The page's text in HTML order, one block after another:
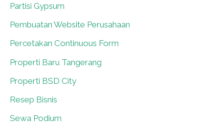
Partisi Gypsum
Pembuatan Website Perusahaan
Percetakan Continuous Form
Properti Baru Tangerang
Properti BSD City
Resep Bisnis
Sewa Podium